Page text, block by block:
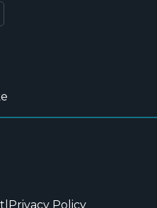
Privacy Policy